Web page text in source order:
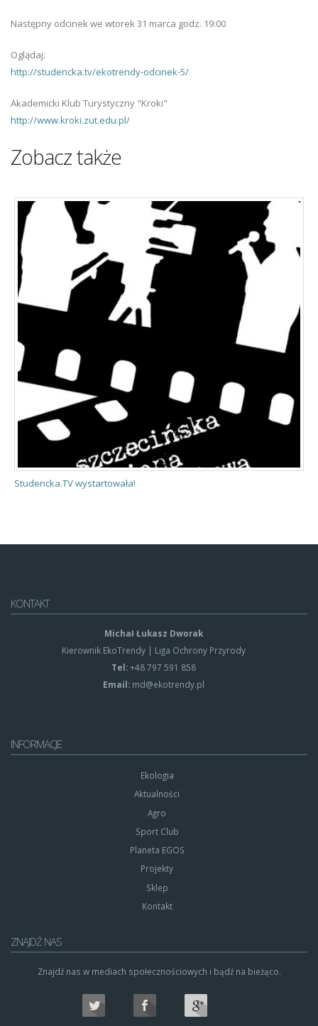
Następny odcinek we wtorek 31 marca godz. 19:00
Oglądaj:
http://studencka.tv/ekotrendy-odcinek-5/
Akademicki Klub Turystyczny "Kroki"
http://www.kroki.zut.edu.pl/
Zobacz także
Studencka.TV wystartowała!
KONTAKT
Michał Łukasz Dworak
Kierownik EkoTrendy | Liga Ochrony Przyrody
Tel:+48 797 591 858
Email: md@ekotrendy.pl
INFORMACJE
Ekologia
Aktualności
Agro
Sport Club
Planeta EGOS
Projekty
Sklep
Kontakt
ZNAJDŹ NAS
Znajdź nas w mediach społecznościowych i bądź na bieżąco.